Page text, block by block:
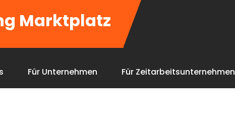
Marktplatz
Für Unternehmen Für Zeitarbeitsunternehmen